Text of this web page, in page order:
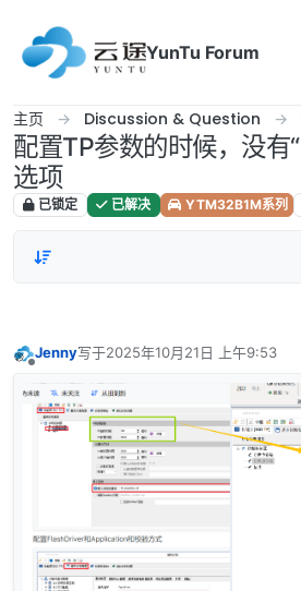
YunTu Forum
主页 Discussion & Question
配置TP参数的时候，没有
选项
已锁定 已解决 YTM32B1M系列
Jenny写于2025年10月21日 上午9:53
最后由 编辑